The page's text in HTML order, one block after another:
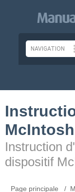
Instruction
dispositif
Page principale